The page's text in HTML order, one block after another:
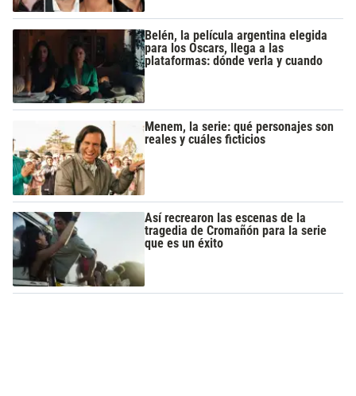
Belén, la película argentina elegida
para los Oscars, llega a las
plataformas: dónde verla y cuando
Menem, la serie: qué personajes son
reales y cuáles ficticios
Así recrearon las escenas de la
tragedia de Cromañón para la serie
que es un éxito